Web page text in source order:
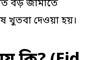
বড় জামাতে
খুতবা দেওয়া হয়।